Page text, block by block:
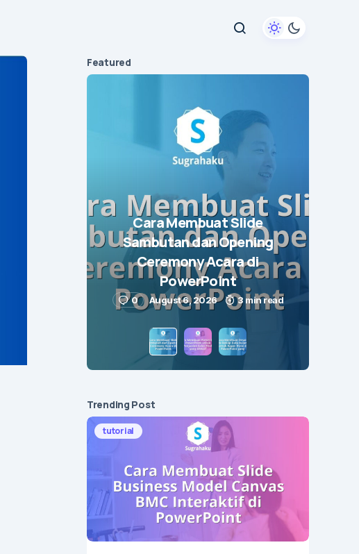
Featured
Cara Membuat Slide
Sambutan dan Opening
Ceremony Acara di
PowerPoint
0 August 6, 2026 3 min read
Trending Post
tutorial